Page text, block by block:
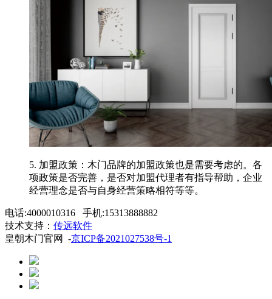
5. 加盟政策：木门品牌的加盟政策也是需要考虑的。各
项政策是否完善，是否对加盟代理者有指导帮助，企业
经营理念是否与自身经营策略相符等等。
电话:4000010316 手机:15313888882
技术支持： 传远软件
皇朝木门官网 -京ICP备2021027538号-1